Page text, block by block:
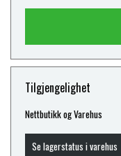
Tilgjengelighet
Nettbutikk og Varehus
Se lagerstatus i varehus